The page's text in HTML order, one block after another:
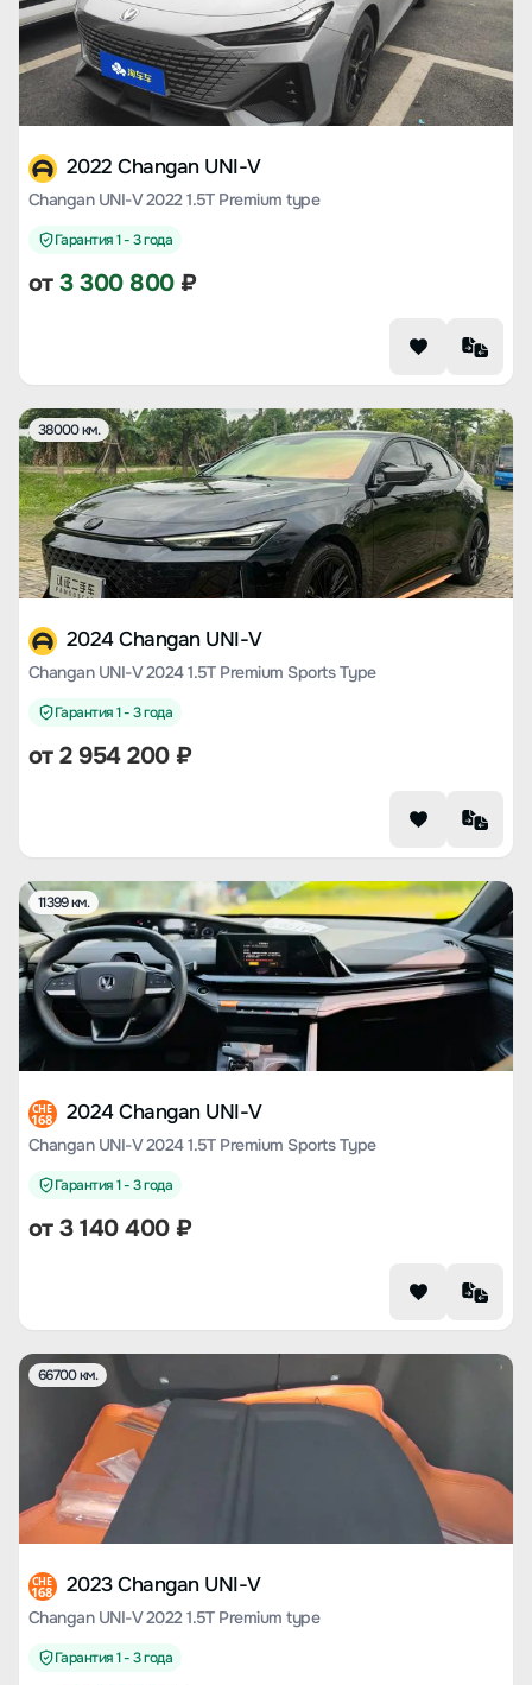
2022 Changan UNI-V
Changan UNI-V 2022 1.5T Premium type
Гарантия 1 - 3 года
от3 300 800₽
38000 км.
2024 Changan UNI-V
Changan UNI-V 2024 1.5T Premium Sports Type
Гарантия 1 - 3 года
от2 954 200₽
11399 км.
CHE
168 2024 Changan UNI-V
Changan UNI-V 2024 1.5T Premium Sports Type
Гарантия 1 - 3 года
от3 140 400₽
66700 км.
CHE
168 2023 Changan UNI-V
Changan UNI-V 2022 1.5T Premium type
Гарантия 1 - 3 года